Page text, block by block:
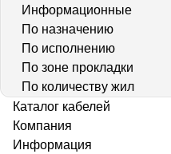
Информационные
По назначению
По исполнению
По зоне прокладки
По количеству жил
Каталог кабелей
Компания
Информация